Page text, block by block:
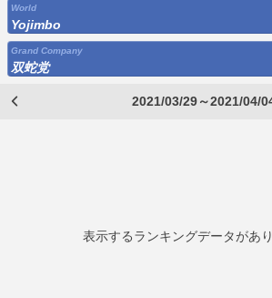
World
Yojimbo
Grand Company
双蛇党
2021/03/29～2021/04/
表示するランキングデータがあり